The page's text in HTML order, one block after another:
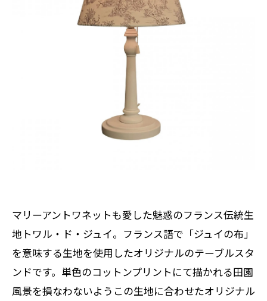
マリーアントワネットも愛した魅惑のフランス伝統生
地トワル・ド・ジュイ。フランス語で「ジュイの布」
を意味する生地を使用したオリジナルのテーブルスタ
ンドです。単色のコットンプリントにて描かれる田園
風景を損なわないようこの生地に合わせたオリジナル